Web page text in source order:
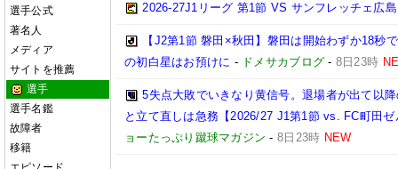
選手公式
著名人
メディア
サイトを推薦
選手
選手名鑑
故障者
移籍
2026‐27J1リーグ 第1節 VS サンフレッチェ広島
【J2第1節 磐田×秋田】磐田は開始わずか18秒
の初白星はお預けに - ドメサカブログ - 8日23時
5失点大敗でいきなり黄信号。退場者が出て以
と立て直しは急務【2026/27 J1第1節 vs. FC町田
ョーたっぷり蹴球マガジン -8日23時 NEW